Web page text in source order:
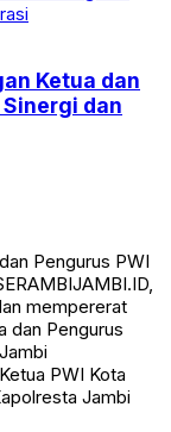
Ketua dan
dan
Pengurus PWI
mempererat
dan Pengurus
PWI Kota
Jambi